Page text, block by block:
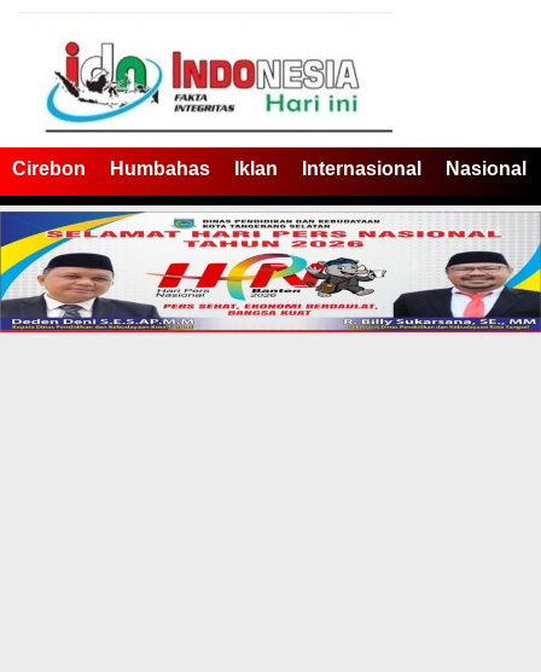
Cirebon Humbahas Iklan Internasional Nasional